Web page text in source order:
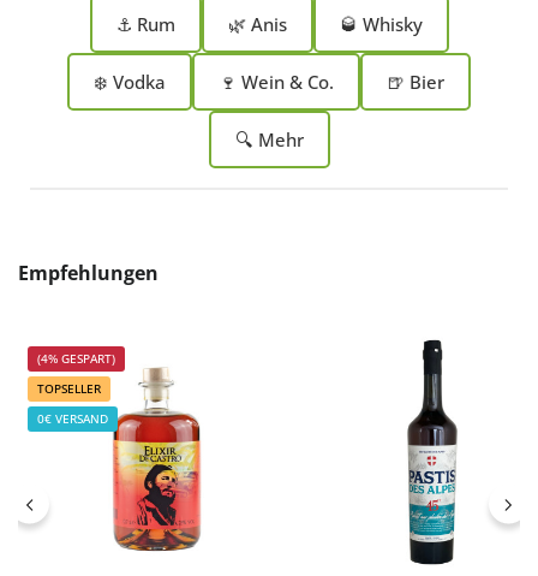
⚓ Rum 🌿 Anis 🥃 Whisky
❄️ Vodka 🍷 Wein & Co. 🍺 Bier
🔍 Mehr
Produktgalerie überspringen
Empfehlungen
(4% GESPART)
TOPSELLER
0€ VERSAND